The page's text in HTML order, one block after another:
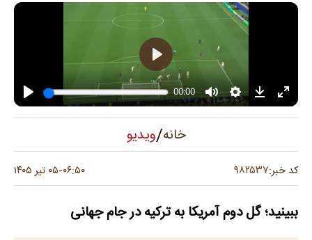
خانه/ویدیو
کد خبر:۹۸۲۵۳۷ ۰۶:۵۰-۰۵ تیر ۱۴۰۵
ببینید؛ گل دوم آمریکا به ترکیه در جام جهانی